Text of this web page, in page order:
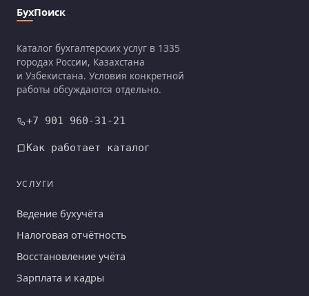
БухПоиск
Каталог бухгалтерских услуг в 1335
городах России, Казахстана
и Узбекистана. Условия конкретной
работы обсуждаются отдельно.
+7 901 960-31-21
Как работает каталог
УСЛУГИ
Ведение бухучёта
Налоговая отчётность
Восстановление учёта
Зарплата и кадры